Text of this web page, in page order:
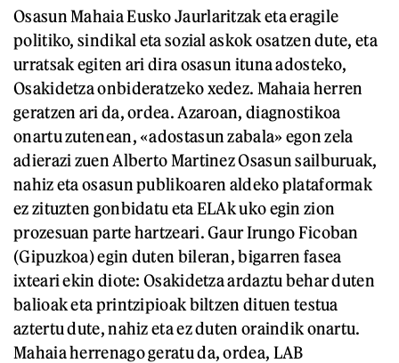
Osasun Mahaia Eusko Jaurlaritzak eta eragile
politiko, sindikal eta sozial askok osatzen dute, eta
urratsak egiten ari dira osasun ituna adosteko,
Osakidetza onbideratzeko xedez. Mahaia herren
geratzen ari da, ordea. Azaroan, diagnostikoa
onartu zutenean, «adostasun zabala» egon zela
adierazi zuen Alberto Martinez Osasun sailburuak,
nahiz eta osasun publikoaren aldeko plataformak
ez zituzten gonbidatu eta ELAk uko egin zion
prozesuan parte hartzeari. Gaur Irungo Ficoban
(Gipuzkoa) egin duten bileran, bigarren fasea
ixteari ekin diote: Osakidetza ardaztu behar duten
balioak eta printzipioak biltzen dituen testua
aztertu dute, nahiz eta ez duten oraindik onartu.
Mahaia herrenago geratu da, ordea, LAB